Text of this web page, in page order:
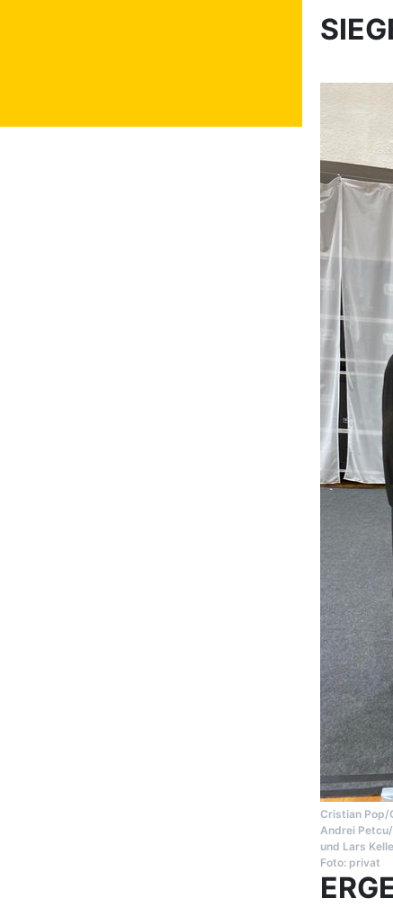
Cristian Pop/
Andrei
und Lars
Foto: privat